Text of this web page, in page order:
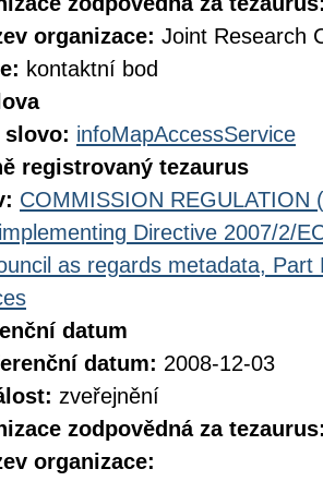
organizace: Joint Research
kontaktní bod
slovo: infoMapAccessService
registrovaný tezaurus
COMMISSION REGULATION
Directive 2007/2/
as regards metadata,
datum
datum: 2008-12-03
zveřejnění
zodpovědná za
organizace: